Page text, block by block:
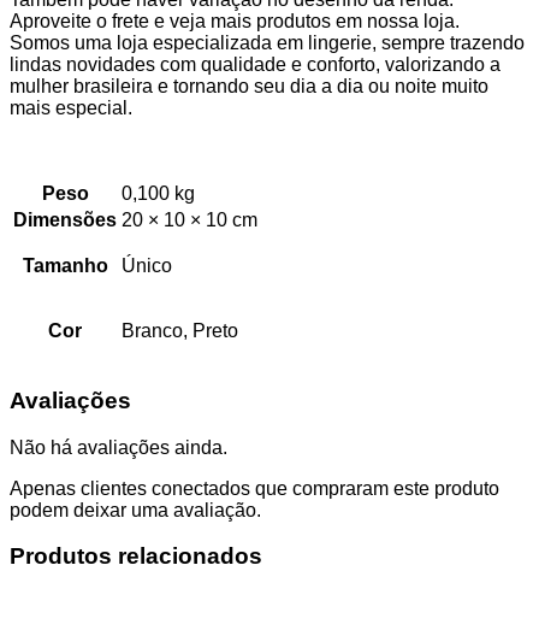
Aproveite o frete e veja mais produtos em nossa loja.
Somos uma loja especializada em lingerie, sempre trazendo
lindas novidades com qualidade e conforto, valorizando a
mulher brasileira e tornando seu dia a dia ou noite muito
mais especial.
Peso
0,100 kg
Dimensões 20 × 10 × 10 cm
Tamanho Único
Cor Branco, Preto
Avaliações
Não há avaliações ainda.
Apenas clientes conectados que compraram este produto
podem deixar uma avaliação.
Produtos relacionados